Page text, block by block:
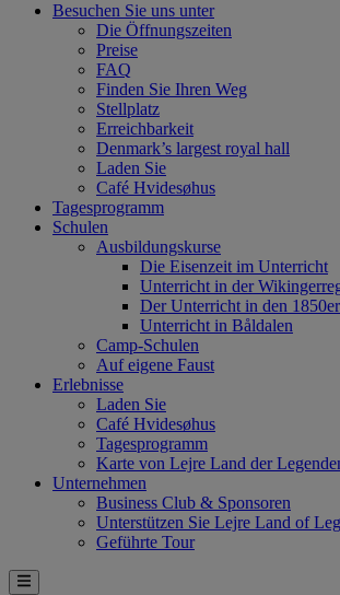
Besuchen Sie uns unter
Die Öffnungszeiten
Preise
FAQ
Finden Sie Ihren Weg
Stellplatz
Erreichbarkeit
Denmark’s largest royal hall
Laden Sie
Café Hvidesøhus
Tagesprogramm
Schulen
Ausbildungskurse
Die Eisenzeit im Unterricht
Unterricht in der
Der Unterricht in den
Unterricht in Båldalen
Camp-Schulen
Auf eigene Faust
Erlebnisse
Laden Sie
Café Hvidesøhus
Tagesprogramm
Karte von Lejre Land der
Unternehmen
Business Club & Sponsoren
Unterstützen Sie Lejre Land of
Geführte Tour